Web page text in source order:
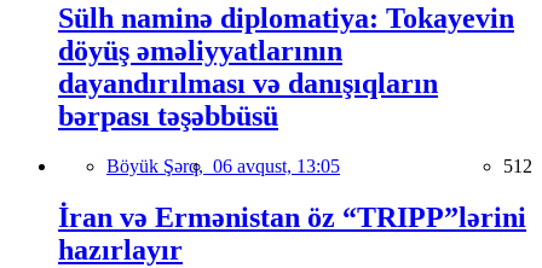
Sülh naminə diplomatiya: Tokayevin
döyüş əməliyyatlarının
dayandırılması və danışıqların
bərpası təşəbbüsü
Böyük Şərq, 06 avqust, 13:05 512
İran və Ermənistan öz “TRIPP”lərini
hazırlayır